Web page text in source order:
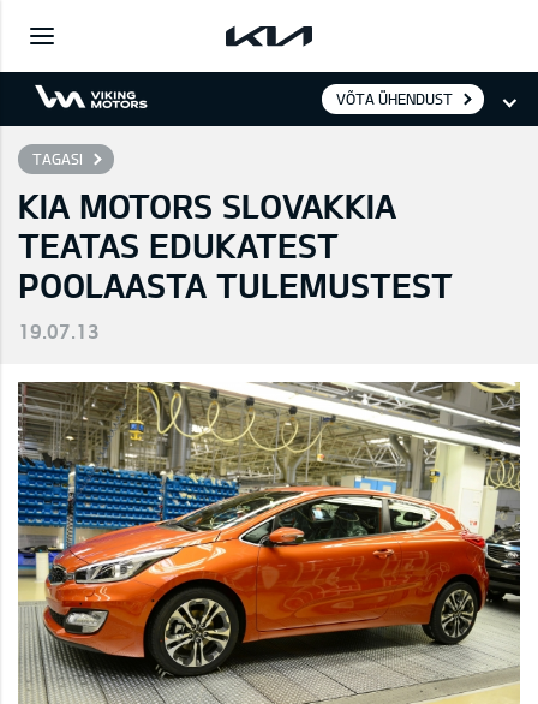
VÕTA ÜHENDUST
TAGASI
KIA MOTORS SLOVAKKIA
TEATAS EDUKATEST
POOLAASTA TULEMUSTEST
19.07.13